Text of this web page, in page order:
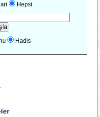
Hepsi
Hadis